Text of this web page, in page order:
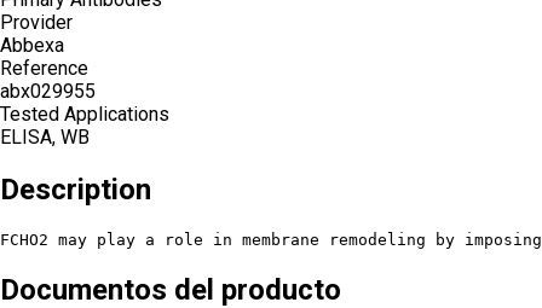
Provider
Abbexa
Reference
abx029955
Tested Applications
ELISA, WB
Description
FCHO2 may play a role in membrane remodeling by
Documentos del producto